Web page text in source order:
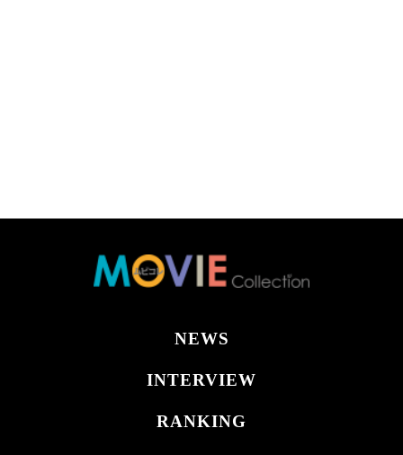
NEWS
INTERVIEW
RANKING